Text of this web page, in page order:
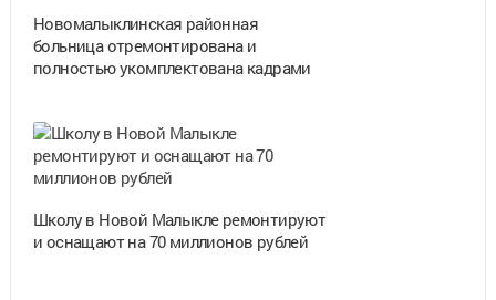
Новомалыклинская районная
больница отремонтирована и
полностью укомплектована кадрами
Школу в Новой Малыкле ремонтируют
и оснащают на 70 миллионов рублей